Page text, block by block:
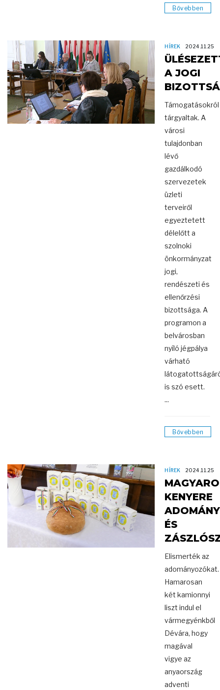
Bővebben
HÍREK 2024.11.25
A JOGI
Támogatásokról
tárgyaltak. A
városi
tulajdonban
lévő
gazdálkodó
szervezetek
üzleti
terveiről
egyeztetett
délelőtt a
szolnoki
önkormányzat
jogi,
rendészeti és
ellenőrzési
bizottsága. A
programon a
belvárosban
nyíló jégpálya
várható
is szó esett.
...
Bővebben
HÍREK 2024.11.25
KENYERE
ADOMÁNY
ÉS
Elismerték az
adományozókat.
Hamarosan
két kamionnyi
liszt indul el
vármegyénkből
Dévára, hogy
magával
vigye az
anyaország
adventi